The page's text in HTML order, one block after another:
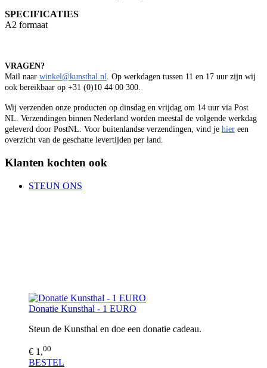
SPECIFICATIES
A2 formaat
VRAGEN?
Mail naar winkel@kunsthal.nl. Op werkdagen tussen 11 en 17 uur zijn wij
ook bereikbaar op +31 (0)10 44 00 300.
Wij verzenden onze producten op dinsdag en vrijdag om 14 uur via Post
NL. Verzendingen binnen Nederland worden meestal de volgende werkdag
geleverd door PostNL. Voor buitenlandse verzendingen, vind je hier een
overzicht van de geschatte levertijden per land.
Klanten kochten ook
STEUN ONS
Donatie Kunsthal - 1 EURO
Steun de Kunsthal en doe een donatie cadeau.
€ 1,00
BESTEL